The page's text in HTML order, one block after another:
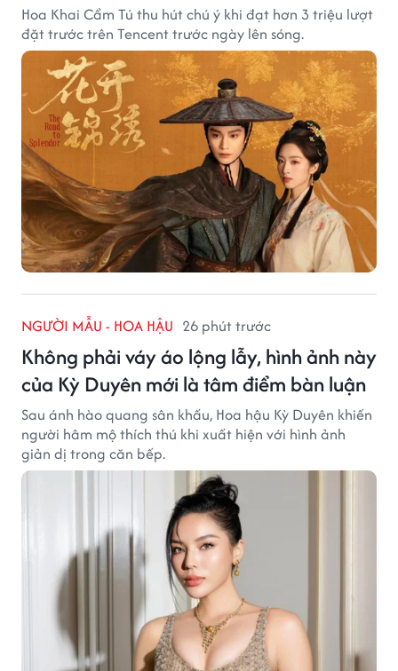
Hoa Khai Cẩm Tú thu hút chú ý khi đạt hơn 3 triệu lượt
đặt trước trên Tencent trước ngày lên sóng.
NGƯỜI MẪU - HOA HẬU 26 phút trước
Không phải váy áo lộng lẫy, hình ảnh này
của Kỳ Duyên mới là tâm điểm bàn luận
Sau ánh hào quang sân khấu, Hoa hậu Kỳ Duyên khiến
người hâm mộ thích thú khi xuất hiện với hình ảnh
giản dị trong căn bếp.